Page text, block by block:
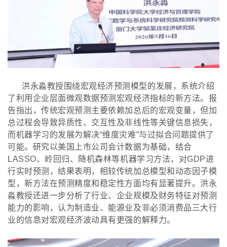
洪永淼教授围绕宏观经济预测模型的发展，系统介绍
了利用企业层面微观数据预测宏观经济指标的新方法。报
告指出，传统宏观预测主要依赖加总后的宏观变量，但加
总过程会导致异质性、交互性及非线性等关键信息损失，
而机器学习的发展为解决“维度灾难”与过拟合问题提供了
可能。研究以美国上市公司会计数据为基础，结合
LASSO、岭回归、随机森林等机器学习方法，对GDP进
行实时预测，结果表明，相较传统加总模型和动态因子模
型，新方法在预测精度和稳定性方面均有显著提升。洪永
淼教授还进一步分析了行业、企业规模及财务特征对预测
能力的影响，认为制造业、能源业及非必须消费品三大行
业的信息对宏观经济波动具有更强的解释力。